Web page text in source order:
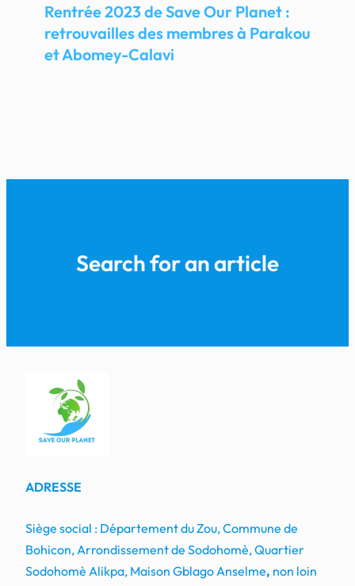
Rentrée 2023 de Save Our Planet :
retrouvailles des membres à Parakou
et Abomey-Calavi
Search for an article
ADRESSE
Siège social : Département du Zou, Commune de
Bohicon, Arrondissement de Sodohomè, Quartier
Sodohomè Alikpa, Maison Gblago Anselme, non loin